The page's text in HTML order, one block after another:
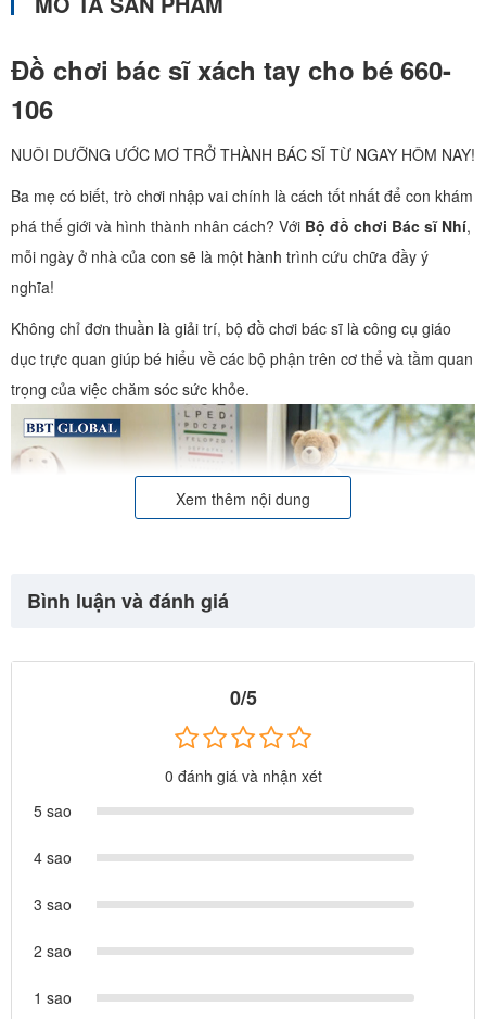
Đồ chơi bác sĩ xách tay cho bé 660-
106
NUÔI DƯỠNG ƯỚC MƠ TRỞ THÀNH BÁC SĨ TỪ NGAY HÔM NAY!
Ba mẹ có biết, trò chơi nhập vai chính là cách tốt nhất để con khám
phá thế giới và hình thành nhân cách? Với Bộ đồ chơi Bác sĩ Nhí,
mỗi ngày ở nhà của con sẽ là một hành trình cứu chữa đầy ý
nghĩa!
Không chỉ đơn thuần là giải trí, bộ đồ chơi bác sĩ là công cụ giáo
dục trực quan giúp bé hiểu về các bộ phận trên cơ thể và tầm quan
trọng của việc chăm sóc sức khỏe.
nghe kiểm tra nhịp tim, dùng nhiệt kế đo nhiệt độ... cảm giác như
Xem thêm nội dung
Bình luận và đánh giá
0/5
0 đánh giá và nhận xét
5 sao
4 sao
3 sao
2 sao
1 sao